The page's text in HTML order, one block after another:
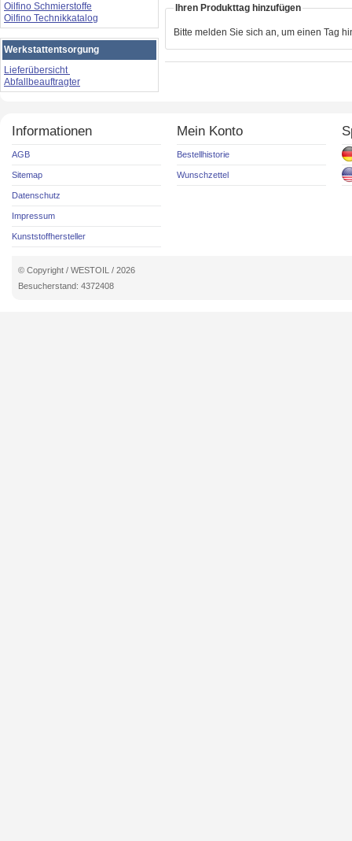
Ihren Produkttag hinzufügen
Bitte melden Sie sich an, um einen Tag
Oilfino Schmierstoffe
Oilfino Technikkatalog
Werkstattentsorgung
Lieferübersicht
Abfallbeauftragter
Informationen
AGB
Sitemap
Datenschutz
Impressum
Kunststoffhersteller
Mein Konto
Bestellhistorie
Wunschzettel
© Copyright / WESTOIL / 2026
Besucherstand: 4372408